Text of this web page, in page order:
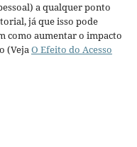
a qualquer ponto
já que isso pode
como aumentar o impacto
(VejaO Efeito do Acesso